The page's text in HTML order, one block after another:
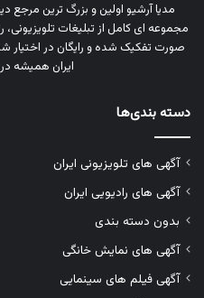
مدیا آرشیو اولین و بزرگ‌ ترین مرجع
مجموعه‌ ای کامل از تبلیغات تلویزیونی،
صورت تفکیک‌ شده و رایگان در اختیار
ایران همیشه
دسته بندی‌ها
آگهی های تلویزیونی ایران
آگهی های رادیویی ایران
بدون دسته بندی
آگهی های نمایش خانگی
آگهی فیلم های سینمایی